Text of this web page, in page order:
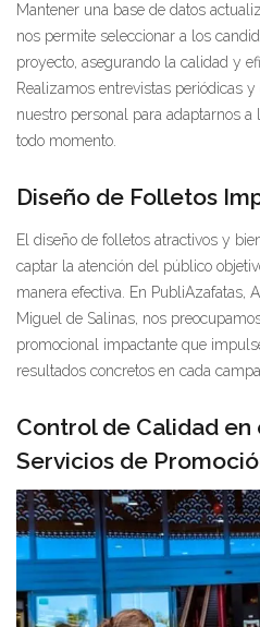
Mantener una base de datos
nos permite seleccionar a los
proyecto, asegurando la calidad y
Realizamos entrevistas periódicas
nuestro personal para adaptarnos
todo momento.
Diseño de Folletos
El diseño de folletos atractivos y
captar la atención del público
manera efectiva. En PubliAzafatas,
Miguel de Salinas, nos
promocional impactante que
resultados concretos en cada
Control de Calidad
Servicios de